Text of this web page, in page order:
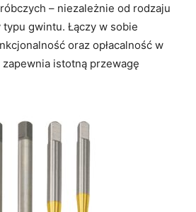
– niezależnie od rodzaju
typu gwintu. Łączy w sobie
oraz opłacalność w
istotną przewagę